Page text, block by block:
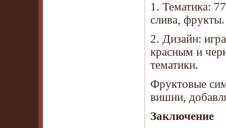
1. Тематика:
слива, фрукты.
2. Дизайн:
красным и
тематики.
Фруктовые
вишни,
Заключение